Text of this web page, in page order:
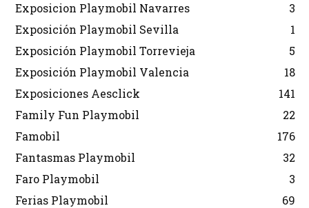
Exposicion Playmobil Navarres
3
Exposición Playmobil Sevilla
1
Exposición Playmobil Torrevieja
5
Exposición Playmobil Valencia
18
Exposiciones Aesclick
141
Family Fun Playmobil
22
Famobil
176
Fantasmas Playmobil
32
Faro Playmobil
3
Ferias Playmobil
69